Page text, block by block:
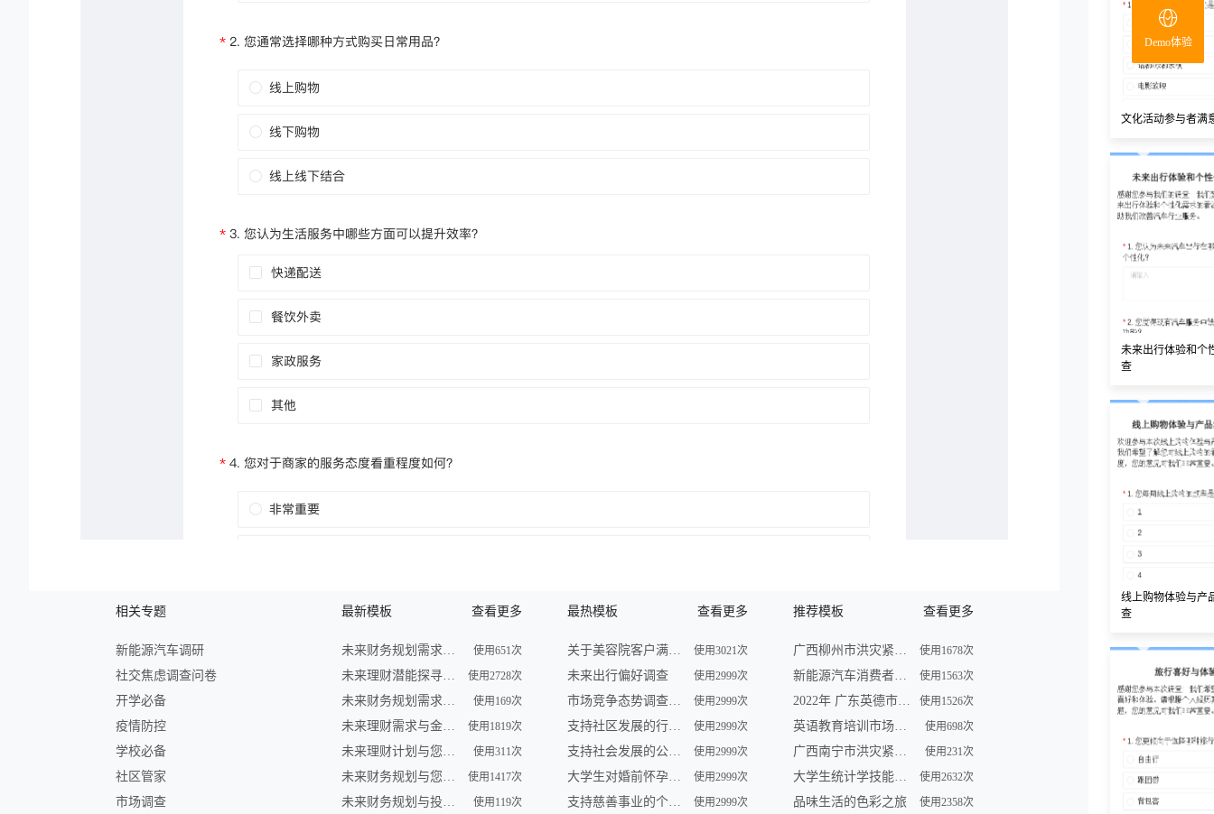
相关专题
新能源汽车调研
社交焦虑调查问卷
开学必备
疫情防控
学校必备
社区管家
市场调查
最新模板 查看更多
未来财务规划需求调查 使用651次
未来理财潜能探寻调查 使用2728次
未来财务规划需求调查 使用169次
未来理财需求与金融形势调查 使用1819次
未来理财计划与您共享 | 金融服务调查 使用311次
未来财务规划与您——一场智慧之旅 使用1417次
未来财务规划与投资展望调查 使用119次
最热模板 查看更多
关于美容院客户满意度的问卷调查 使用3021次
未来出行偏好调查 使用2999次
市场竞争态势调查问卷 使用2999次
支持社区发展的行动调查 使用2999次
支持社会发展的公益组织参与及需求调查 使用2999次
大学生对婚前怀孕认知调查 使用2999次
支持慈善事业的个人行为调查 使用2999次
推荐模板 查看更多
广西柳州市洪灾紧急求助信息登记表 使用1678次
新能源汽车消费者购买车意向调查问卷 使用1563次
2022年 广东英德市洪灾紧急求助信息登记表 使用1526次
英语教育培训市场调查问卷表模板 使用698次
广西南宁市洪灾紧急求助信息登记表 使用231次
大学生统计学技能调查问卷 使用2632次
品味生活的色彩之旅 使用2358次
文化活动参与者满
未来出行体验和个
查
线上购物体验与产
查
Demo体验